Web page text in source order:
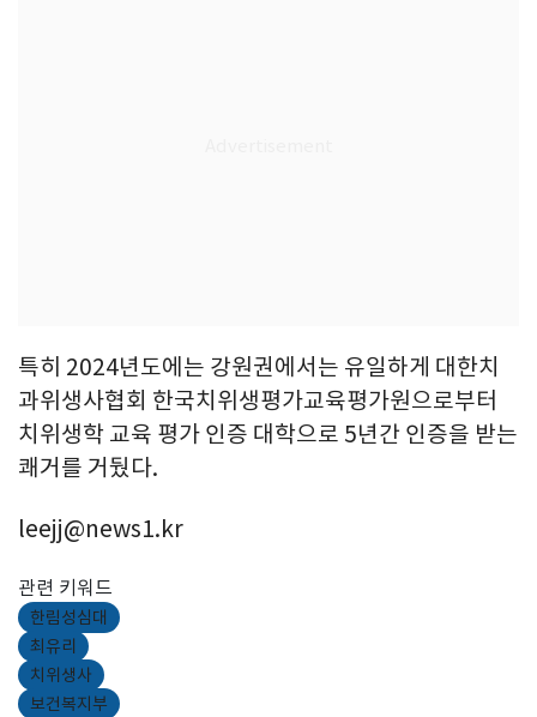
특히 2024년도에는 강원권에서는 유일하게 대한치
과위생사협회 한국치위생평가교육평가원으로부터
치위생학 교육 평가 인증 대학으로 5년간 인증을 받는
쾌거를 거뒀다.
leejj@news1.kr
관련 키워드
한림성심대
최유리
치위생사
보건복지부